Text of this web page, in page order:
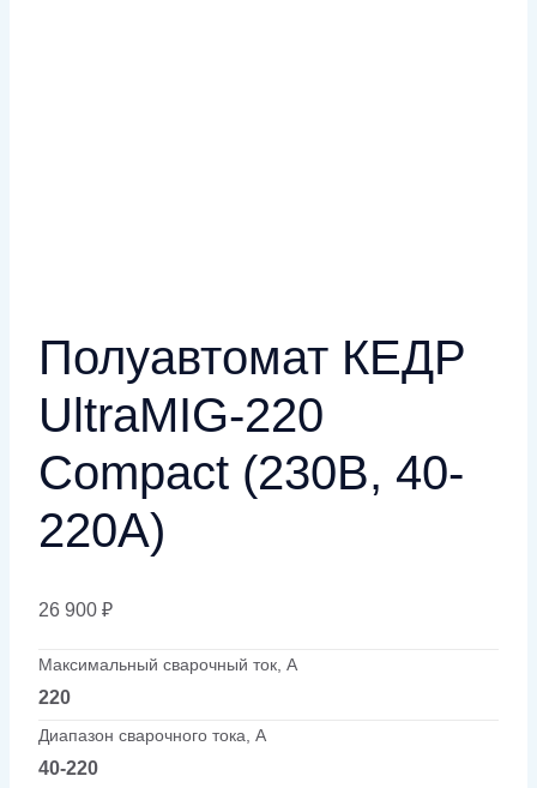
Полуавтомат КЕДР
UltraMIG-220
Compact (230В, 40-
220А)
26 900 ₽
Максимальный сварочный ток, А
220
Диапазон сварочного тока, А
40-220